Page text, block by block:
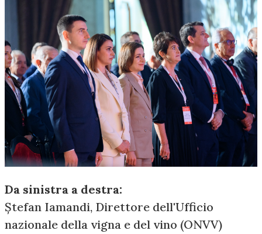
Da sinistra a destra:
Ștefan Iamandi, Direttore dell'Ufficio
nazionale della vigna e del vino (ONVV)